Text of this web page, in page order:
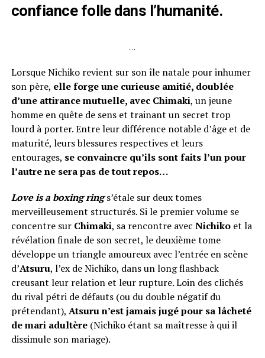
confiance folle dans l’humanité.
…
Lorsque Nichiko revient sur son île natale pour inhumer
son père, elle forge une curieuse amitié, doublée
d’une attirance mutuelle, avec Chimaki, un jeune
homme en quête de sens et trainant un secret trop
lourd à porter. Entre leur différence notable d’âge et de
maturité, leurs blessures respectives et leurs
entourages, se convaincre qu’ils sont faits l’un pour
l’autre ne sera pas de tout repos…
Love is a boxing ring s’étale sur deux tomes
merveilleusement structurés. Si le premier volume se
concentre sur Chimaki, sa rencontre avec Nichikoet la
révélation finale de son secret, le deuxième tome
développe un triangle amoureux avec l’entrée en scène
d’Atsuru, l’ex de Nichiko, dans un long flashback
creusant leur relation et leur rupture. Loin des clichés
du rival pétri de défauts (ou du double négatif du
prétendant), Atsuru n’est jamais jugé pour sa lâcheté
de mari adultère(Nichiko étant sa maîtresse à qui il
dissimule son mariage).